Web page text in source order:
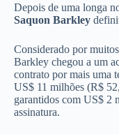
Depois de uma longa
Saquon Barkley
Considerado por
Barkley chegou a um
contrato por mais uma
US$ 11 milhões (R$
garantidos com US$ 2
assinatura.